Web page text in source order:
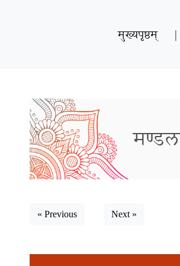
मुख्यपृष्ठम् |
« Previous Next »